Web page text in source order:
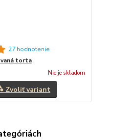
27 hodnotenie
torta
Nie je skladom
Zvoliť variant